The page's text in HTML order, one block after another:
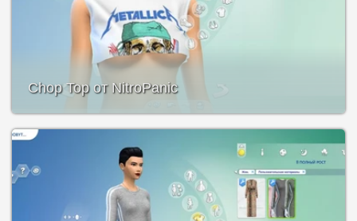
Chop Top от NitroPanic